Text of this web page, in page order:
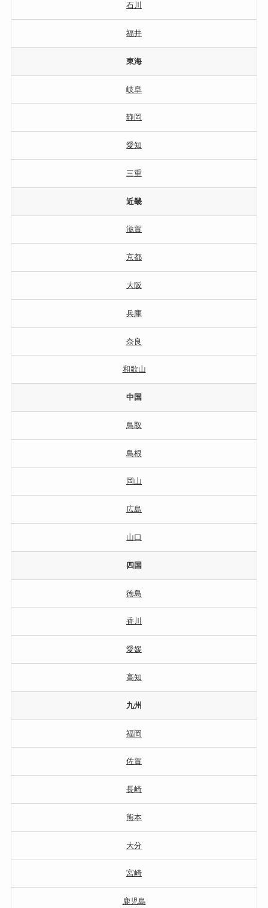
石川
福井
東海
岐阜
静岡
愛知
三重
近畿
滋賀
京都
大阪
兵庫
奈良
和歌山
中国
鳥取
島根
岡山
広島
山口
四国
徳島
香川
愛媛
高知
九州
福岡
佐賀
長崎
熊本
大分
宮崎
鹿児島